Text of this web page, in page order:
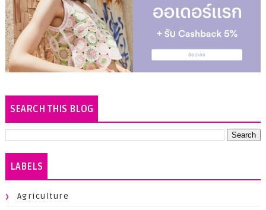
SEARCH THIS BLOG
LABELS
Agriculture